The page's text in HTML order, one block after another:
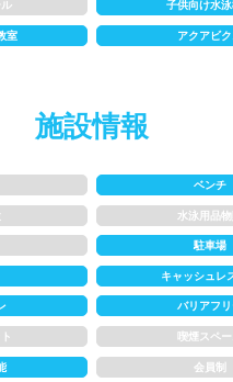
子供向け水
室 アクアビク
施設情報
ベンチ
水泳用品物
駐車場
キャッシュレ
バリアフ
喫煙スペー
会員制
水深
1~1.5m
レーン
4レーン